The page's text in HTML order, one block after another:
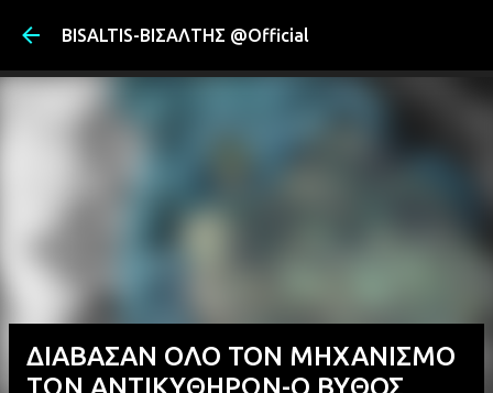
BISALTIS-ΒΙΣΑΛΤΗΣ @Official
ΔΙΑΒΑΣΑΝ ΟΛΟ ΤΟΝ ΜΗΧΑΝΙΣΜΟ
ΤΩΝ ΑΝΤΙΚΥΘΗΡΩΝ-Ο ΒΥΘΟΣ